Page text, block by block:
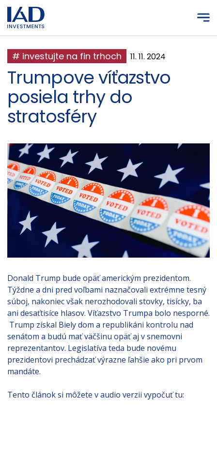
Prejsť na hlavný obsah
# investujte na fin trhoch 11. 11. 2024
Trumpove víťazstvo
posiela trhy do
stratosféry
Donald Trump bude opäť americkým prezidentom.
Týždne a dni pred voľbami naznačovali extrémne tesný
súboj, nakoniec však nerozhodovali stovky, tisícky, ba
ani desaťtisíce hlasov. Víťazstvo Trumpa bolo nesporné.
Trump získal Biely dom a republikáni kontrolu nad
senátom a budú mať väčšinu opäť aj v snemovni
reprezentantov. Legislatíva teda bude novému
prezidentovi prechádzať výrazne ľahšie ako pri prvom
mandáte.
Tento článok si môžete v audio verzii vypočuť tu: